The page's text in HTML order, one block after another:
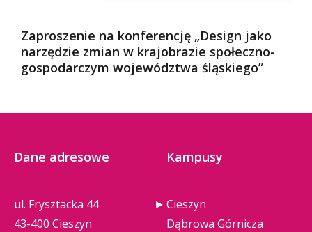
Zaproszenie na konferencję „Design jako
narzędzie zmian w krajobrazie społeczno-
gospodarczym województwa śląskiego”
Dane adresowe
ul. Frysztacka 44
43-400 Cieszyn
Kampusy
Cieszyn
Dąbrowa Górnicza